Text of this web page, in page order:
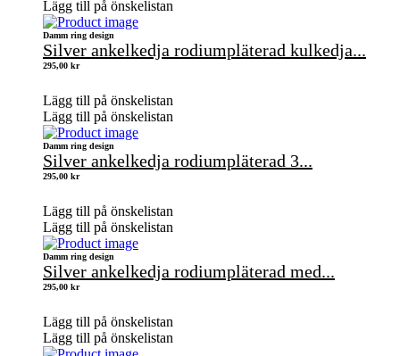
Lägg till på önskelistan
Damm ring design
Silver ankelkedja rodiumpläterad kulkedja...
295,00 kr
Lägg till på önskelistan
Lägg till på önskelistan
Damm ring design
Silver ankelkedja rodiumpläterad 3...
295,00 kr
Lägg till på önskelistan
Lägg till på önskelistan
Damm ring design
Silver ankelkedja rodiumpläterad med...
295,00 kr
Lägg till på önskelistan
Lägg till på önskelistan